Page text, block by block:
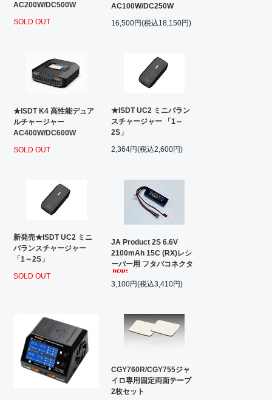
AC200W/DC500W
SOLD OUT
AC100W/DC250W
16,500円(税込18,150円)
★ISDT K4 高性能デュア
ルチャージャー
AC400W/DC600W
SOLD OUT
★ISDT UC2 ミニバラン
スチャージャー 「1～
2S」
2,364円(税込2,600円)
新発売★ISDT UC2 ミニ
バランスチャージャー
「1～2S」
SOLD OUT
JA Product 2S 6.6V
2100mAh 15C (RX)レシ
ーバー用 フタバコネクタ
3,100円(税込3,410円)
CGY760R/CGY755ジャ
イロ専用固定両面テープ
2枚セット